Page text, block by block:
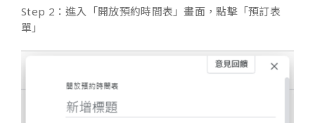
Step 2：進入「開放預約時間表」畫面，點擊「預訂表
單」